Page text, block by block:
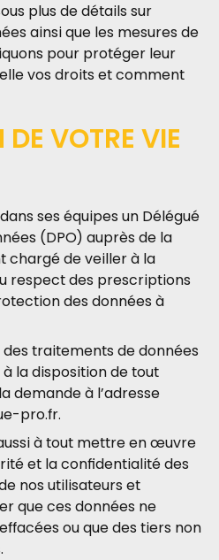
plus de détails sur
ainsi que les mesures de
pour protéger leur
vos droits et comment
VOTRE VIE
ses équipes un Délégué
(DPO) auprès de la
chargé de veiller à la
respect des prescriptions
des données à
traitements de données
la disposition de tout
demande à l’adresse
pro.fr.
à tout mettre en œuvre
et la confidentialité des
nos utilisateurs et
que ces données ne
ou que des tiers non